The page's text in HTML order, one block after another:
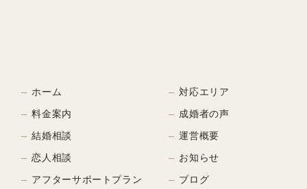
ホーム
料金案内
結婚相談
恋人相談
アフターサポートプラン
対応エリア
成婚者の声
運営概要
お知らせ
ブログ